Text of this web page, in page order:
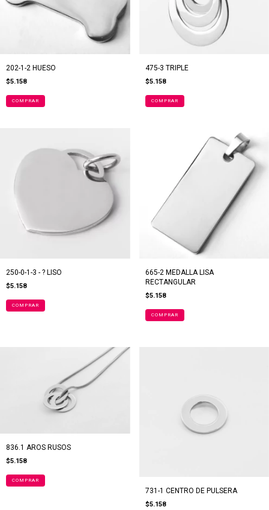
202-1-2 HUESO
$5.158
COMPRAR
475-3 TRIPLE
$5.158
COMPRAR
250-0-1-3 - ? LISO
$5.158
COMPRAR
665-2 MEDALLA LISA
RECTANGULAR
$5.158
836.1 AROS RUSOS
$5.158
COMPRAR
731-1 CENTRO DE PULSERA
$5.158